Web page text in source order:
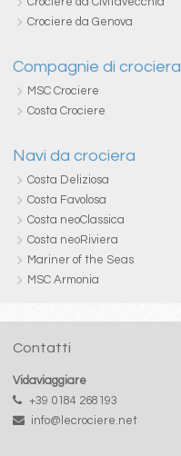
Crociere da Genova
Compagnie di crociera
MSC Crociere
Costa Crociere
Navi da crociera
Costa Deliziosa
Costa Favolosa
Costa neoClassica
Costa neoRiviera
Mariner of the Seas
MSC Armonia
Contatti
Vidaviaggiare
+39 0184 268193
info@lecrociere.net